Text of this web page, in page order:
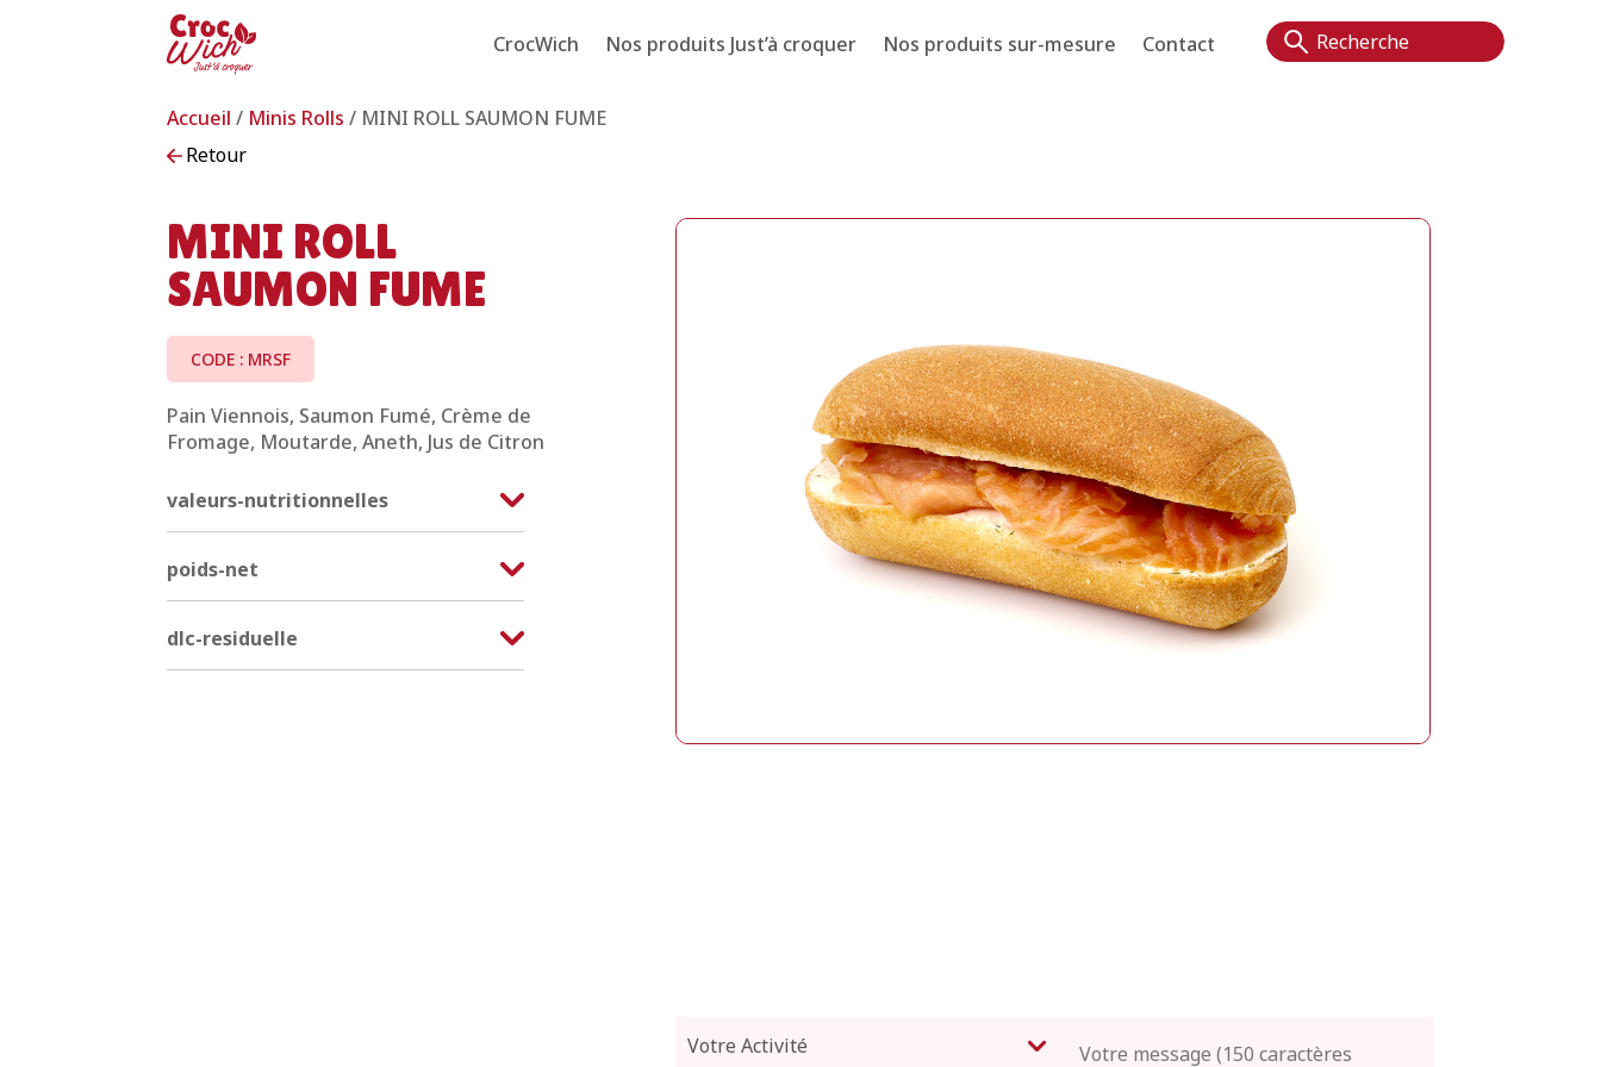
CrocWich Nos produits Just’à croquer Nos produits sur-mesure Contact
Accueil / Minis Rolls / MINI ROLL SAUMON FUME
Retour
MINI ROLL
SAUMON FUME
CODE : MRSF
Pain Viennois, Saumon Fumé, Crème de
Fromage, Moutarde, Aneth, Jus de Citron
valeurs-nutritionnelles
poids-net
dlc-residuelle